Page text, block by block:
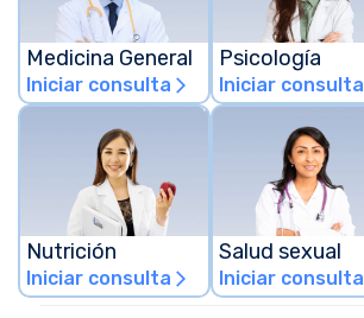
Medicina General
Iniciar consulta arrow_forward_ios
Psicología
Iniciar consulta
Nutrición
Iniciar consulta arrow_forward_ios
Salud sexual
Iniciar consulta